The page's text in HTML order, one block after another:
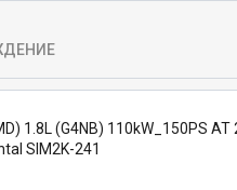
з
д
а
я
1.8L (G4NB) 110kW_150PS AT
SIM2K-241